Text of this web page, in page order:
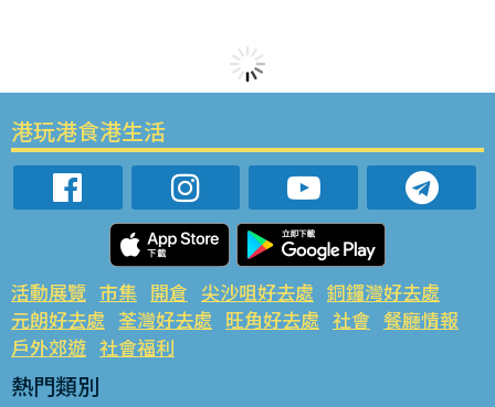
港玩港食港生活
活動展覽 市集 開倉 尖沙咀好去處 銅鑼灣好去處
元朗好去處 荃灣好去處 旺角好去處 社會 餐廳情報
戶外郊遊 社會福利
熱門類別